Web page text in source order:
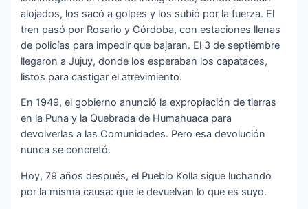
alojados, los sacó a golpes y los subió por la fuerza. El
tren pasó por Rosario y Córdoba, con estaciones llenas
de policías para impedir que bajaran. El 3 de septiembre
llegaron a Jujuy, donde los esperaban los capataces,
listos para castigar el atrevimiento.
En 1949, el gobierno anunció la expropiación de tierras
en la Puna y la Quebrada de Humahuaca para
devolverlas a las Comunidades. Pero esa devolución
nunca se concretó.
Hoy, 79 años después, el Pueblo Kolla sigue luchando
por la misma causa: que le devuelvan lo que es suyo.